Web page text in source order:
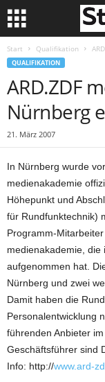
Start Qualifikation
QUALIFIKATION
ARD.ZDF
Nürnberg
21. März 2007
In Nürnberg wurde
medienakademie
Höhepunkt und
für Rundfunktechnik)
Programm-
medienakademie, die
aufgenommen hat.
Nürnberg und zwei
Damit haben die
Personalentwicklung
führenden Anbieter
Geschäftsführer sind
Info: http://www.ard-